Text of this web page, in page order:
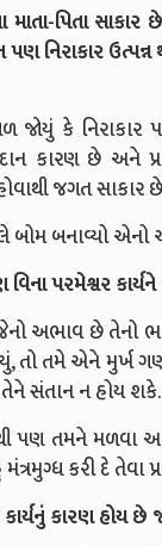
માતા-પિતા
પણ નિરાકાર
કે નિરાકાર
કારણ છે અને
જગત સાકાર
બોમ બનાવ્યો
વિના પરમેશ્વર
અભાવ છે તેનો
તો તમે એને મુર્ખ
સંતાન ન હોય
પણ તમને મળવા
કરી દે
કાર્યનું કારણ હોય